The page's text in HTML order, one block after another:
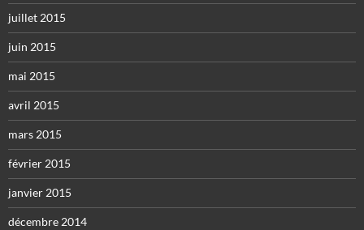
juillet 2015
juin 2015
mai 2015
avril 2015
mars 2015
février 2015
janvier 2015
décembre 2014